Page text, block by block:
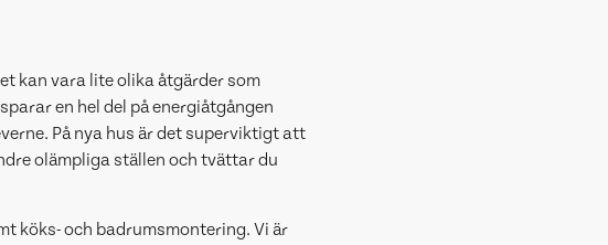
kan vara lite olika åtgärder som
en hel del på energiåtgången
På nya hus är det superviktigt att
olämpliga ställen och tvättar du
köks- och badrumsmontering. Vi är